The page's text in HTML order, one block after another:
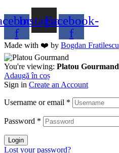
f
InstagramFacebook-
f
Made with ❤️ by Bogdan Fratilescu
You're viewing: Platou Gourmand
Adaugă în coș
Sign in Create an Account
Username or email *
Password *
Login
Lost your password?